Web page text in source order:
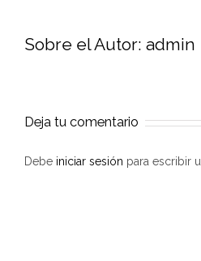
Sobre el Autor: admin
Deja tu comentario
Debe iniciar sesión para escribir